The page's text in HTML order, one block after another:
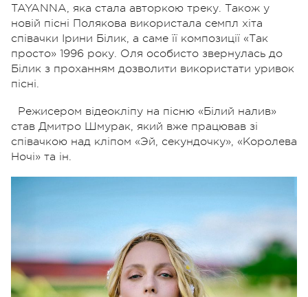
TAYANNA, яка стала авторкою треку. Також у
новій пісні Полякова використала семпл хіта
співачки Ірини Білик, а саме її композиції «Так
просто» 1996 року. Оля особисто звернулась до
Білик з проханням дозволити використати уривок
пісні.
Режисером відеокліпу на пісню «Білий налив»
став Дмитро Шмурак, який вже працював зі
співачкою над кліпом «Эй, секундочку», «Королева
Ночі» та ін.